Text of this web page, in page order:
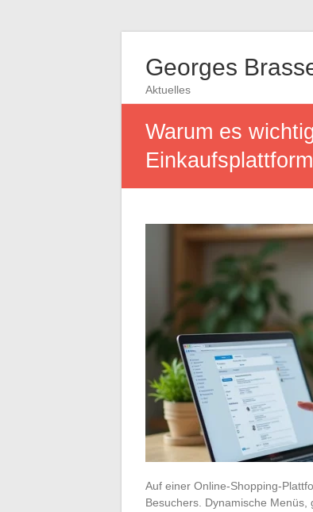
Georges
Aktuelles
Warum es
Auf einer Online-Shopping-
Besuchers. Dynamische